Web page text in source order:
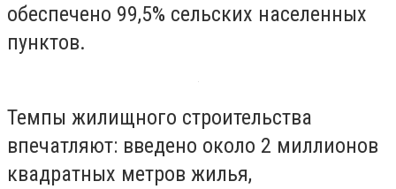
обеспечено 99,5% сельских населенных
пунктов.
Темпы жилищного строительства
впечатляют: введено около 2 миллионов
квадратных метров жилья,